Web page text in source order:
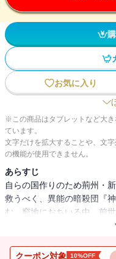
お気に入り
※この商品はタブレットなど大
ています。
文字だけを拡大することや、文
の機能が使用できません。
あらすじ
自らの国作りのため荊州・
救うべく、異能の暗殺団『
む。窮地におちいる中、前
み、圧倒的な力で敵を倒し
凰』の力を持ってしても倒
クーポン対象 10%OFF